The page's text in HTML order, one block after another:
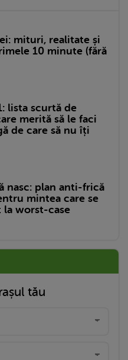
mituri, realitate și
10 minute (fără
lista scurtă de
merită să le faci
de care să nu îți
nasc: plan anti-frică
mintea care se
worst-case
tău